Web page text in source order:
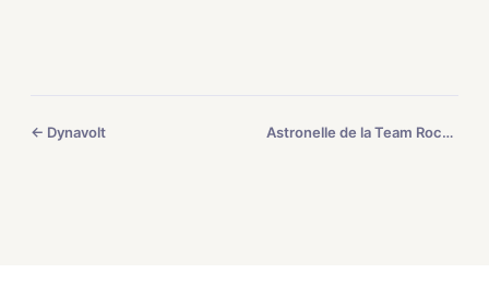
← Dynavolt Astronelle de la Team Rocket →